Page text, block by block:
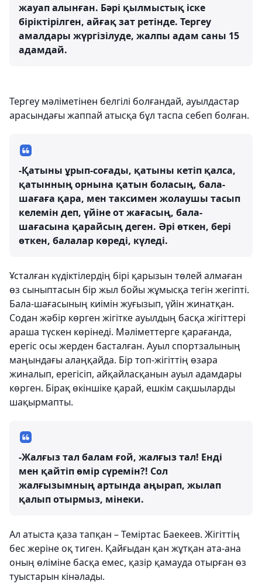
жауап алынған. Бәрі қылмыстық іске
біріктірілген, айғақ зат ретінде. Тергеу
амалдары жүргізілуде, жалпы адам саны 15
адамдай.
Тергеу мәліметінен белгілі болғандай, ауылдастар
арасындағы жаппай атысқа бұл таспа себеп болған.
-Қатыны ұрып-соғады, қатыны кетіп қалса,
қатынның орнына қатын боласың, бала-
шағаға қара, мен таксимен жолаушы тасып
келемін деп, үйіне от жағасың, бала-
шағасына қарайсың деген. Әрі өткен, бері
өткен, балалар көреді, күледі.
Ұсталған күдіктілердің бірі қарызын төлей алмаған
өз сыныптасын бір жыл бойы жұмысқа тегін жегіпті.
Бала-шағасының киімін жуғызып, үйін жинатқан.
Содан жәбір көрген жігітке ауылдың басқа жігіттері
араша түскен көрінеді. Мәліметтерге қарағанда,
ерегіс осы жерден басталған. Ауыл спортзалының
маңындағы алаңқайда. Бір топ-жігіттің өзара
жиналып, ерегісіп, айқайласқанын ауыл адамдары
көрген. Бірақ өкіншіке қарай, ешкім сақшыларды
шақырмапты.
-Жалғыз тал балам ғой, жалғыз тал! Енді
мен қайтіп өмір сүремін?! Сол
жалғызымның артында аңырап, жылап
қалып отырмыз, мінеки.
Ал атыста қаза тапқан – Теміртас Баекеев. Жігіттің
бес жеріне оқ тиген. Қайғыдан қан жұтқан ата-ана
оның өліміне басқа емес, қазір қамауда отырған өз
туыстарын кінәлады.